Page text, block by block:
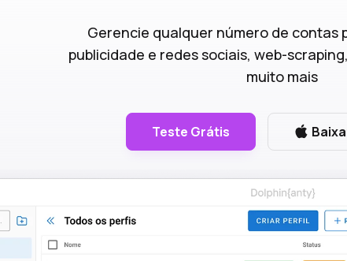
Gerencie qualquer número de contas
publicidade e redes sociais, web-
muito mais
Teste Grátis